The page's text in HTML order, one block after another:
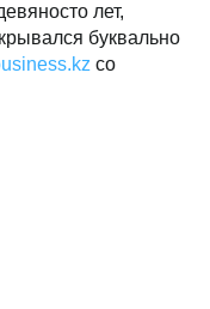
лет,
буквально
со